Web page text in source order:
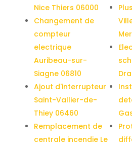
Nice Thiers 06000
Changement de
compteur
electrique
Auribeau-sur-
Siagne 06810
Ajout d'interrupteur
Saint-Vallier-de-
Thiey 06460
Remplacement de
centrale incendie Le